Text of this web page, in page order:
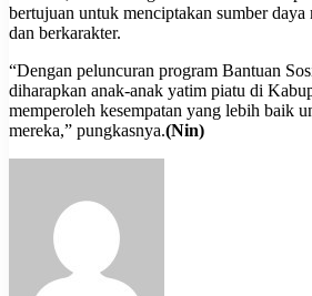
bertujuan untuk menciptakan sumber daya
dan berkarakter.
“Dengan peluncuran program Bantuan
diharapkan anak-anak yatim piatu di
memperoleh kesempatan yang lebih baik
mereka,” pungkasnya.(Nin)